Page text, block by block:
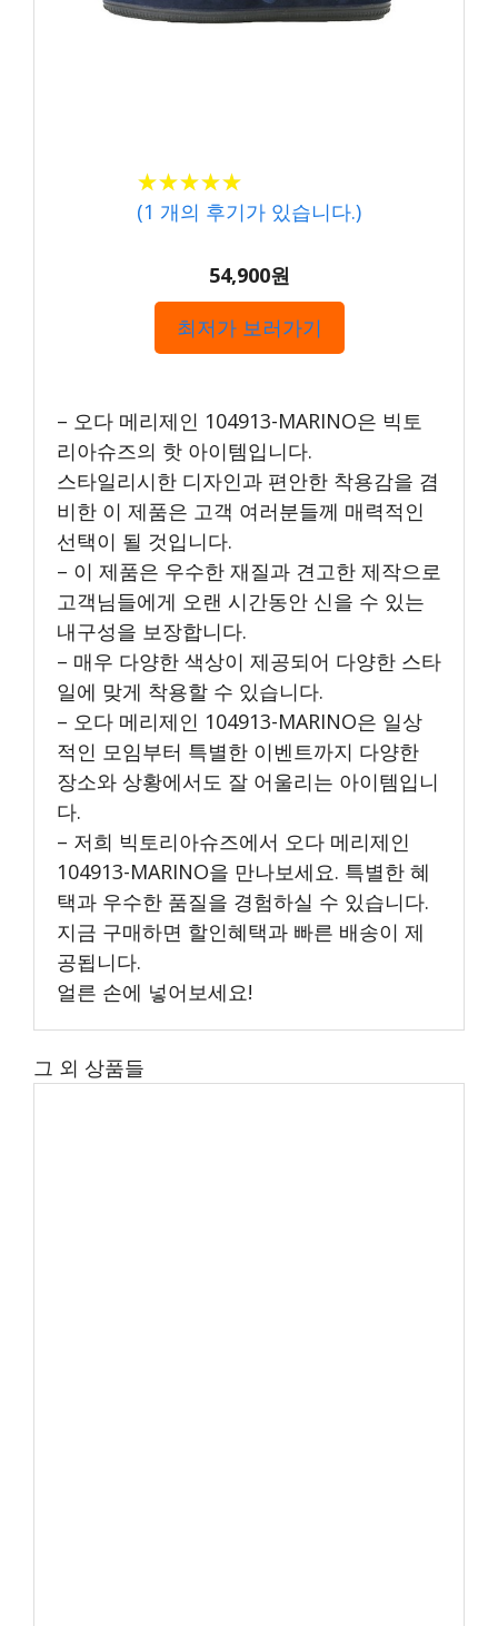
★★★★★
★★★★★
(1 개의 후기가 있습니다.)
54,900원
최저가 보러가기
– 오다 메리제인 104913-MARINO은 빅토
리아슈즈의 핫 아이템입니다.
스타일리시한 디자인과 편안한 착용감을 겸
비한 이 제품은 고객 여러분들께 매력적인
선택이 될 것입니다.
– 이 제품은 우수한 재질과 견고한 제작으로
고객님들에게 오랜 시간동안 신을 수 있는
내구성을 보장합니다.
– 매우 다양한 색상이 제공되어 다양한 스타
일에 맞게 착용할 수 있습니다.
– 오다 메리제인 104913-MARINO은 일상
적인 모임부터 특별한 이벤트까지 다양한
장소와 상황에서도 잘 어울리는 아이템입니
다.
– 저희 빅토리아슈즈에서 오다 메리제인
104913-MARINO을 만나보세요. 특별한 혜
택과 우수한 품질을 경험하실 수 있습니다.
지금 구매하면 할인혜택과 빠른 배송이 제
공됩니다.
얼른 손에 넣어보세요!
그 외 상품들